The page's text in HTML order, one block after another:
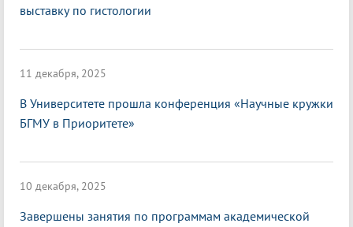
выставку по гистологии
11 декабря, 2025
В Университете прошла конференция «Научные кружки
БГМУ в Приоритете»
10 декабря, 2025
Завершены занятия по программам академической